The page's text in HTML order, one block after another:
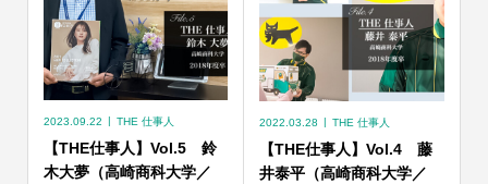
2023.09.22 THE 仕事人
【THE仕事人】Vol.5 鈴
木大夢（高崎商科大学／
2022.03.28 THE 仕事人
【THE仕事人】Vol.4 藤
井泰平（高崎商科大学／